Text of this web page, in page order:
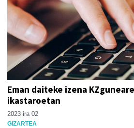
Eman daiteke izena
ikastaroetan
2023 ira 02
GIZARTEA